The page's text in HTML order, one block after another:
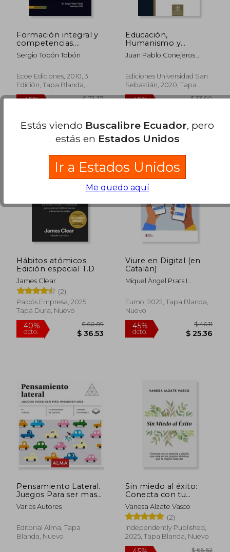
45%
dcto. $ 27.85
45%
dcto. $
Formación integral y
competencias.
Pensamiento
complejo, currículo,
Sergio Tobón Tobón
Ecoe Ediciones, 2010, 3
Edición, Tapa Blanda,
Nuevo
Educación,
Humanismo y
Derechos Humanos
en el Contexto
Tiempo
Juan Pablo Conejeros
Ediciones Universidad San
Sebastián, 2020, Tapa
Blanda, Nuevo
Hábitos atómicos.
Edición especial T.D
James Clear
(2)
Paidós Empresa, 2025,
Tapa Dura, Nuevo
Viure en Digital (en
Catalán)
Miquel Àngel Prats I
Eumo, 2022, Tapa Blanda,
Nuevo
Pensamiento Lateral.
Juegos Para ser mas
Imaginativos
Varios Autores
Editorial Alma, Tapa
Blanda, Nuevo
Sin miedo al éxito:
Conecta con tu
esencia y diseña una
vida en tus propios
términos que te
inspire cada día
Vanesa Alzate Vasco
(2)
Independently Published,
2025, Tapa Blanda, Nuevo
Estás viendo Buscalibre Ecuador, pero
estás en Estados Unidos
Ir a Estados Unidos
Me quedo aquí